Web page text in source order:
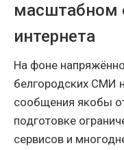
масштабном
интернета
На фоне
белгородских СМИ
сообщения якобы
подготовке
сервисов и